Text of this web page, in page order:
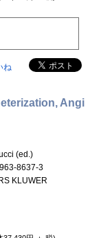
ね
Angi
(ed.)
8637-3
KLUWER